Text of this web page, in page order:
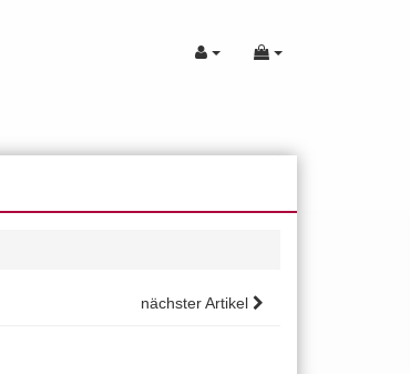
nächster Artikel